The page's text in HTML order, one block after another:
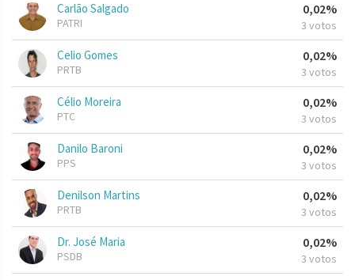
Carlão Salgado
PATRI
0,02%
3 votos
Celio Gomes
PRTB
0,02%
3 votos
Célio Moreira
PTC
0,02%
3 votos
Danilo Baroni
PPS
0,02%
3 votos
Denilson Martins
PRTB
0,02%
3 votos
Dr. José Maria
PSDB
0,02%
3 votos